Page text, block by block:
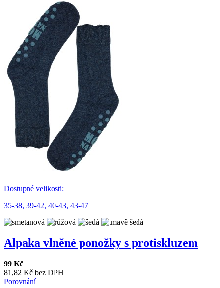
Dostupné velikosti:
35-38, 39-42, 40-43, 43-47
Alpaka vlněné ponožky s protiskluzem
99 Kč
81,82 Kč bez DPH
Porovnání